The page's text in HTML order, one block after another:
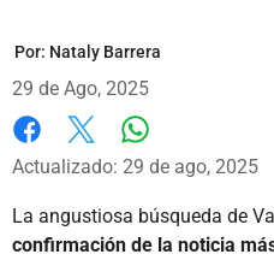
Por: Nataly Barrera
29 de Ago, 2025
Facebook
X
Actualizado: 29 de ago, 2025
La angustiosa búsqueda de
confirmación de la noticia